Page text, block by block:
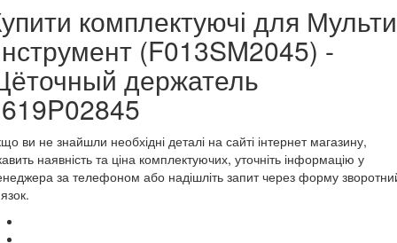
комплектуючі для Мульти
(F013SM2045) -
держатель
ви не знайшли необхідні деталі на сайті інтернет магазину,
наявність та ціна комплектуючих, уточніть інформацію у
за телефоном або надішліть запит через форму